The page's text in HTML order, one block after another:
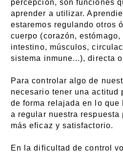
percepción, son funciones
aprender a utilizar.
estaremos regulando otros
cuerpo (corazón,
intestino, músculos,
sistema inmune...), directa
Para controlar algo de
necesario tener una actitud
de forma relajada en lo que
a regular nuestra respuesta
más eficaz y satisfactorio.
En la dificultad de control